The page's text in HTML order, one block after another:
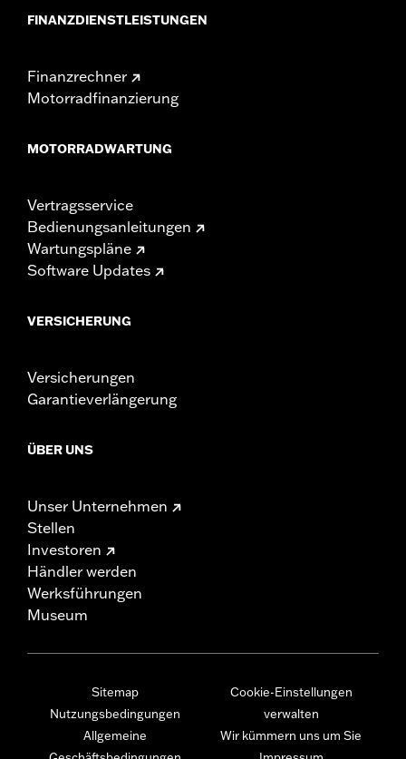
FINANZDIENSTLEISTUNGEN
Finanzrechner
Motorradfinanzierung
MOTORRADWARTUNG
Vertragsservice
Bedienungsanleitungen
Wartungspläne
Software Updates
VERSICHERUNG
Versicherungen
Garantieverlängerung
ÜBER UNS
Unser Unternehmen
Stellen
Investoren
Händler werden
Werksführungen
Museum
Sitemap
Nutzungsbedingungen
Allgemeine
Cookie-Einstellungen
verwalten
Wir kümmern uns um Sie